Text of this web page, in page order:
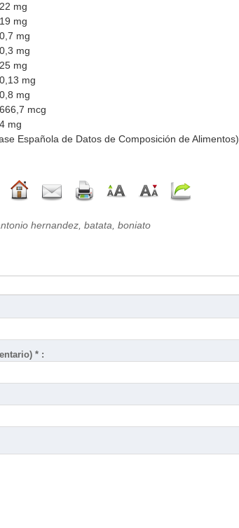
22 mg
19 mg
0,7 mg
0,3 mg
25 mg
0,13 mg
0,8 mg
666,7 mcg
4 mg
Española de Datos de Composición de Alimentos)
hernandez, batata, boniato
* :